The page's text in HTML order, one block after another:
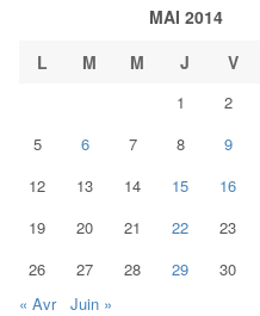
MAI 2014
L
M M J V
1 2
5
6 7 8 9
12
13 14 15 16
19
20 21 22 23
26
27 28 29 30
« Avr
Juin »